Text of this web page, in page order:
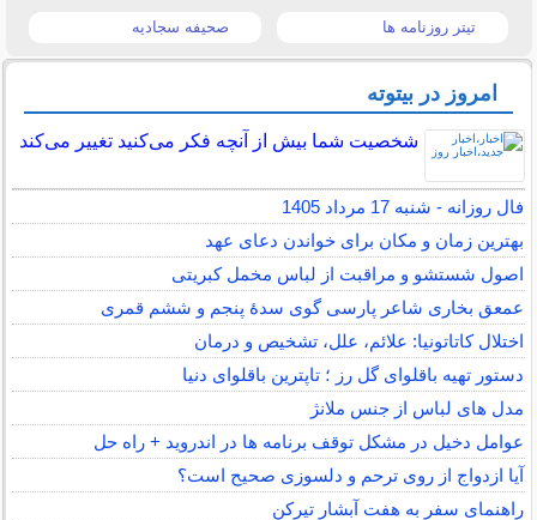
تیتر روزنامه ها صحیفه سجادیه
امروز در بیتوته
شخصیت شما بیش از آنچه فکر می‌کنید تغییر می‌کند
فال روزانه - شنبه 17 مرداد 1405
بهترین زمان و مکان برای خواندن دعای عهد
اصول شستشو و مراقبت از لباس مخمل کبریتی
عمعق بخاری شاعر پارسی گوی سدهٔ پنجم و ششم قمری
اختلال کاتاتونیا: علائم، علل، تشخیص و درمان
دستور تهیه باقلوای گل رز ؛ تاپترین باقلوای دنیا
مدل های لباس از جنس ملانژ
عوامل دخیل در مشکل توقف برنامه ها در اندروید + راه حل
آیا ازدواج از روی ترحم و دلسوزی صحیح است؟
راهنمای سفر به هفت آبشار تیرکن